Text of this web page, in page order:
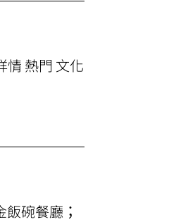
情 熱門 文化
碗餐廳；